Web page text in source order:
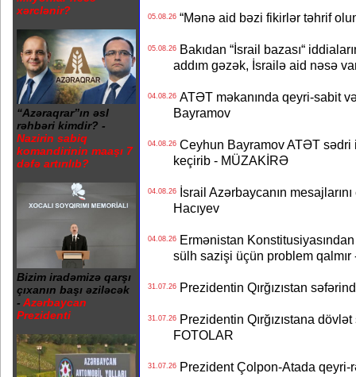
xərclənir?
“Azəraqrar”ın əsl
rəhbəri kimdir? -
Nazirin sabiq
komandirinin maaşı 7
dəfə artırılıb?
Bizim iradəmizə qarşı
çıxanın başı əziləcək
- Azərbaycan
Prezidenti
05.08.26“Mənə aid bəzi fikirlər təhrif
05.08.26Bakıdan “İsrail bazası“
addım gəzək, İsrailə aid nəsə
04.08.26ATƏT məkanında qeyri-sabit
Bayramov
04.08.26Ceyhun Bayramov ATƏT sədri
keçirib - MÜZAKİRƏ
04.08.26İsrail Azərbaycanın
Hacıyev
04.08.26Ermənistan Konstitusiyasından
sülh sazişi üçün problem qalmır
31.07.26Prezidentin Qırğızıstan
31.07.26Prezidentin Qırğızıstana dövlət
FOTOLAR
31.07.26Prezident Çolpon-Atada qeyri-